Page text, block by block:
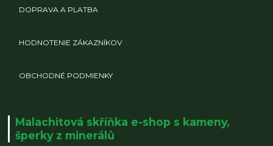
DOPRAVA A PLATBA
HODNOTENIE ZÁKAZNÍKOV
OBCHODNÉ PODMIENKY
Malachitová skříňka e-shop s kameny,
šperky z minerálů